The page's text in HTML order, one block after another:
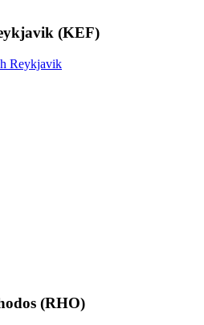
(KEF)
Reykjavik
(RHO)